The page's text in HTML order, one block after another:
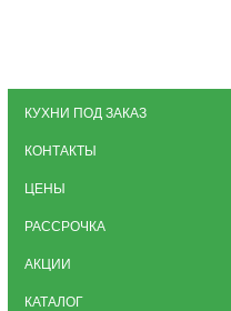
КУХНИ ПОД ЗАКАЗ
КОНТАКТЫ
ЦЕНЫ
РАССРОЧКА
АКЦИИ
КАТАЛОГ